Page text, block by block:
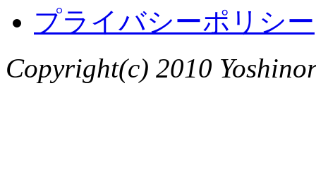
プライバシーポリシー
Copyright(c) 2010